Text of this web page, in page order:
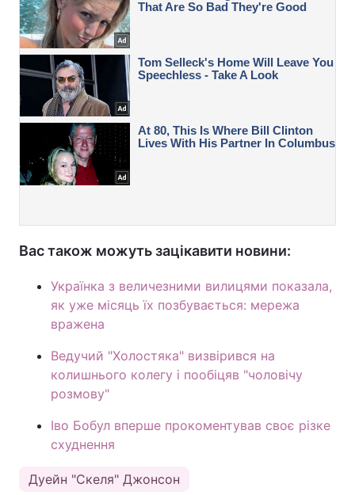
Вас також можуть зацікавити новини:
Українка з величезними вилицями показала,
як уже місяць їх позбувається: мережа
вражена
Ведучий "Холостяка" визвірився на
колишнього колегу і пообіцяв "чоловічу
розмову"
Іво Бобул вперше прокоментував своє різке
схуднення
Дуейн "Скеля" Джонсон